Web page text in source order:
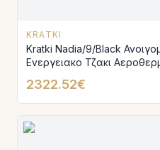
KRATKI
Kratki Nadia/9/Black
Ενεργειακο Τζακι
2322.52€